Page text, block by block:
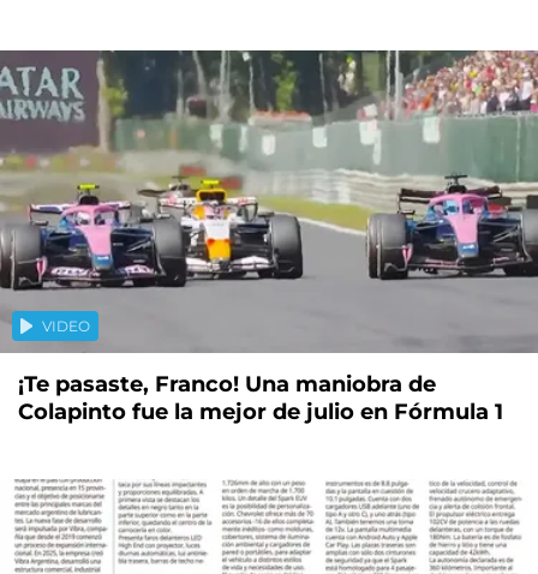
VIDEO
¡Te pasaste, Franco! Una maniobra de
Colapinto fue la mejor de julio en Fórmula 1